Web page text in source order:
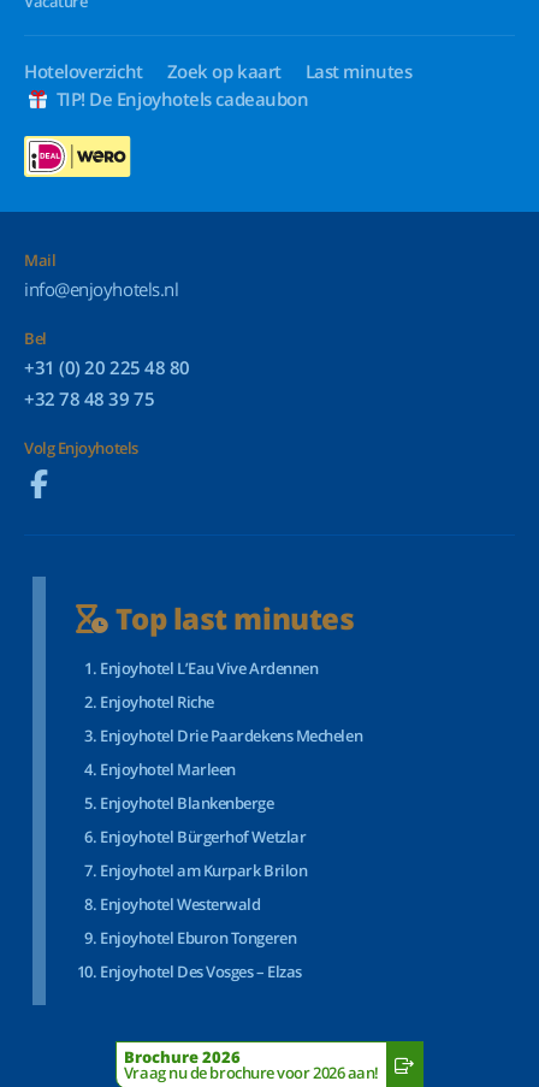
Hoteloverzicht Zoek op kaart
Last minutes
TIP! De Enjoyhotels cadeaubon
Mail
info@enjoyhotels.nl
Bel
+31 (0) 20 225 48 80
+32 78 48 39 75
Volg Enjoyhotels
Top last minutes
Enjoyhotel L’Eau Vive Ardennen
Enjoyhotel Riche
Enjoyhotel Drie Paardekens Mechelen
Enjoyhotel Marleen
Enjoyhotel Blankenberge
Enjoyhotel Bürgerhof Wetzlar
Enjoyhotel am Kurpark Brilon
Enjoyhotel Westerwald
Enjoyhotel Eburon Tongeren
Enjoyhotel Des Vosges – Elzas
Brochure 2026
Vraag nu de brochure voor 2026 aan!